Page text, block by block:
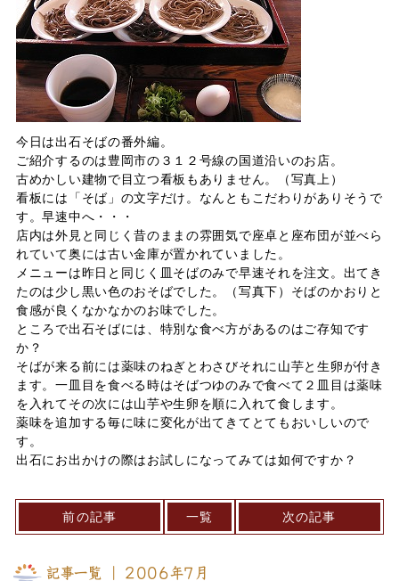
今日は出石そばの番外編。
ご紹介するのは豊岡市の３１２号線の国道沿いのお店。
古めかしい建物で目立つ看板もありません。（写真上）
看板には「そば」の文字だけ。なんともこだわりがありそうで
す。早速中へ・・・
店内は外見と同じく昔のままの雰囲気で座卓と座布団が並べら
れていて奥には古い金庫が置かれていました。
メニューは昨日と同じく皿そばのみで早速それを注文。出てき
たのは少し黒い色のおそばでした。（写真下）そばのかおりと
食感が良くなかなかのお味でした。
ところで出石そばには、特別な食べ方があるのはご存知です
か？
そばが来る前には薬味のねぎとわさびそれに山芋と生卵が付き
ます。一皿目を食べる時はそばつゆのみで食べて２皿目は薬味
を入れてその次には山芋や生卵を順に入れて食します。
薬味を追加する毎に味に変化が出てきてとてもおいしいので
す。
出石にお出かけの際はお試しになってみては如何ですか？
前の記事 一覧 次の記事
記事一覧 ｜ 2006年7月